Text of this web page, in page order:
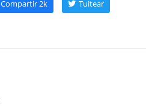
Compartir2k Tuitear